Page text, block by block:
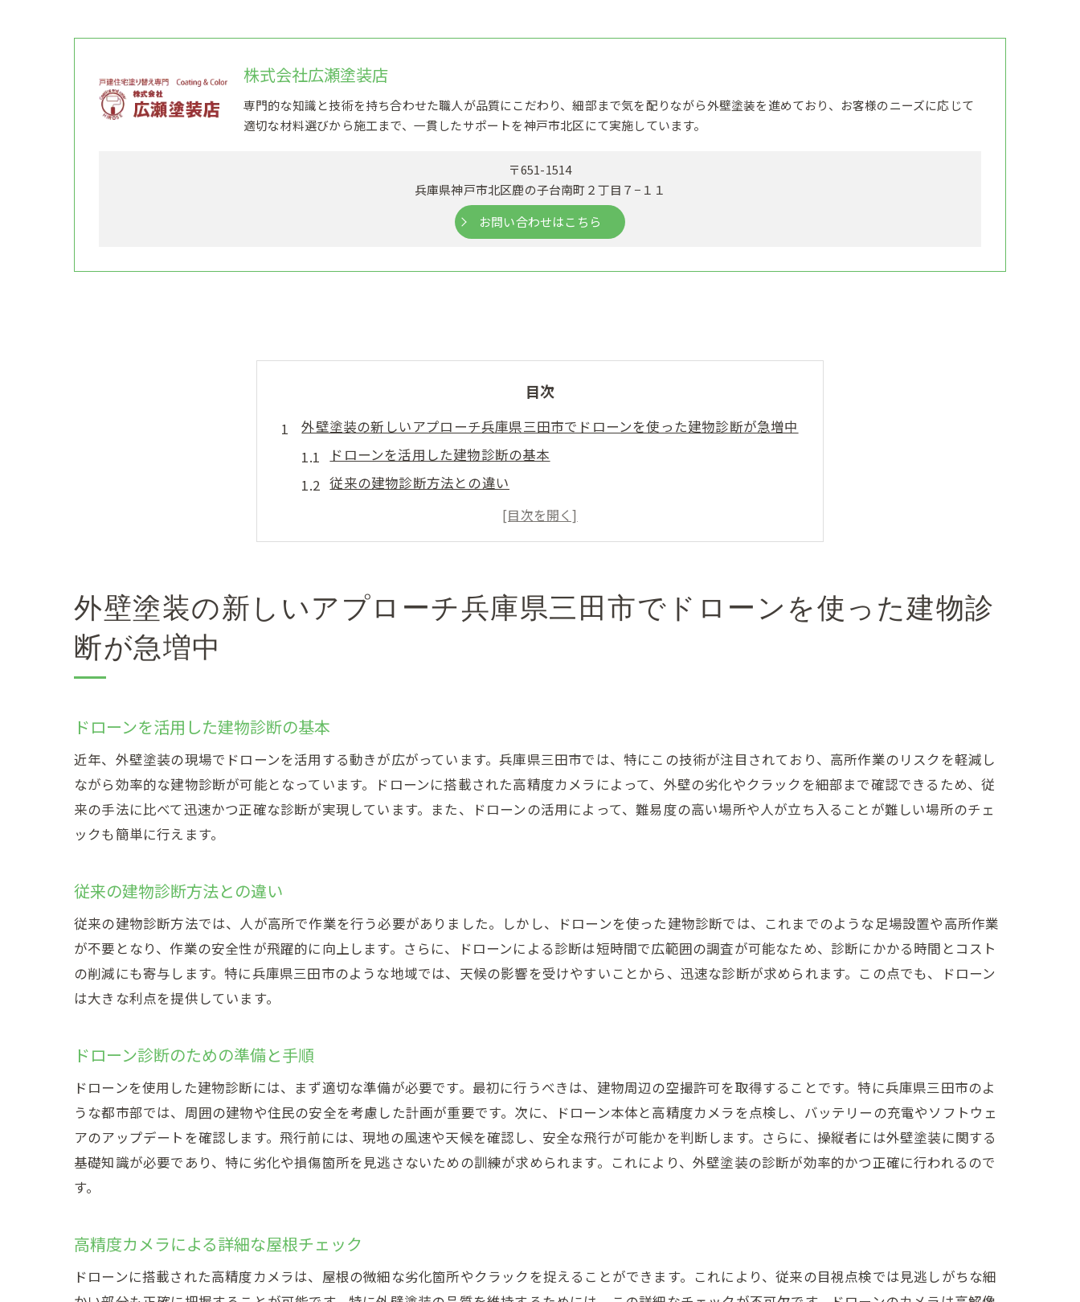
株式会社広瀬塗装店
専門的な知識と技術を持ち合わせた職人が品質にこだわり、細部まで気を配りながら外壁塗装を進めており、お客様のニーズに応じて
適切な材料選びから施工まで、一貫したサポートを神戸市北区にて実施しています。
〒651-1514
兵庫県神戸市北区鹿の子台南町２丁目７−１１
お問い合わせはこちら
目次
外壁塗装の新しいアプローチ兵庫県三田市でドローンを使った建物診断が急増中
ドローンを活用した建物診断の基本
従来の建物診断方法との違い
ドローン診断のための準備と手順
高精度カメラによる詳細な屋根チェック
建物の状態を迅速に把握するメリット
兵庫県三田市の外壁塗装革命ドローン診断で見逃せないポイントとは
ドローン診断の結果に基づいた塗装計画
顧客インタビュー：ドローン診断の体験談
外壁塗装の未来兵庫県三田市でドローンが主役になる理由
環境に優しい屋根診断方法
未来の外壁・屋根塗装：AIとドローンの融合
安全な作業環境の確保
顧客満足度を高める最新技術
従来の方法と比較兵庫県三田市での屋根塗装ドローン診断の優位性
時間とコストの削減効果
精度と効率を両立する診断方法
外壁塗装の新しいアプローチ兵庫県三田市でドローンを使った建物診
断が急増中
ドローンを活用した建物診断の基本
近年、外壁塗装の現場でドローンを活用する動きが広がっています。兵庫県三田市では、特にこの技術が注目されており、高所作業のリスクを軽減し
ながら効率的な建物診断が可能となっています。ドローンに搭載された高精度カメラによって、外壁の劣化やクラックを細部まで確認できるため、従
来の手法に比べて迅速かつ正確な診断が実現しています。また、ドローンの活用によって、難易度の高い場所や人が立ち入ることが難しい場所のチェ
ックも簡単に行えます。
従来の建物診断方法との違い
従来の建物診断方法では、人が高所で作業を行う必要がありました。しかし、ドローンを使った建物診断では、これまでのような足場設置や高所作業
が不要となり、作業の安全性が飛躍的に向上します。さらに、ドローンによる診断は短時間で広範囲の調査が可能なため、診断にかかる時間とコスト
の削減にも寄与します。特に兵庫県三田市のような地域では、天候の影響を受けやすいことから、迅速な診断が求められます。この点でも、ドローン
は大きな利点を提供しています。
ドローン診断のための準備と手順
ドローンを使用した建物診断には、まず適切な準備が必要です。最初に行うべきは、建物周辺の空撮許可を取得することです。特に兵庫県三田市のよ
うな都市部では、周囲の建物や住民の安全を考慮した計画が重要です。次に、ドローン本体と高精度カメラを点検し、バッテリーの充電やソフトウェ
アのアップデートを確認します。飛行前には、現地の風速や天候を確認し、安全な飛行が可能かを判断します。さらに、操縦者には外壁塗装に関する
基礎知識が必要であり、特に劣化や損傷箇所を見逃さないための訓練が求められます。これにより、外壁塗装の診断が効率的かつ正確に行われるので
す。
高精度カメラによる詳細な屋根チェック
ドローンに搭載された高精度カメラは、屋根の微細な劣化箇所やクラックを捉えることができます。これにより、従来の目視点検では見逃しがちな細